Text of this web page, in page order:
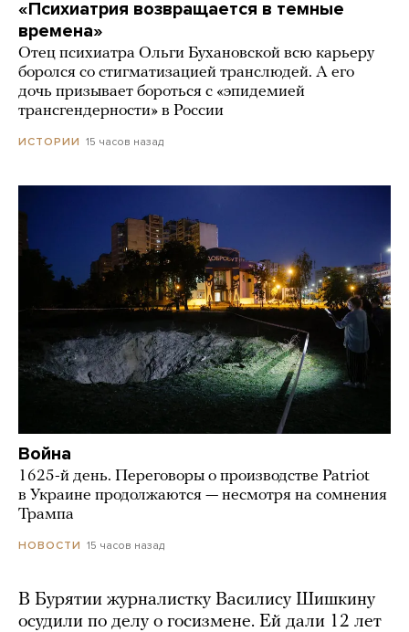
«Психиатрия возвращается в темные
времена»
Отец психиатра Ольги Бухановской всю карьеру
боролся со стигматизацией транслюдей. А его
дочь призывает бороться с «эпидемией
трансгендерности» в России
ИСТОРИИ 15 часов назад
Война
1625-й день. Переговоры о производстве Patriot
в Украине продолжаются — несмотря на сомнения
Трампа
НОВОСТИ 15 часов назад
В Бурятии журналистку Василису Шишкину
осудили по делу о госизмене. Ей дали 12 лет